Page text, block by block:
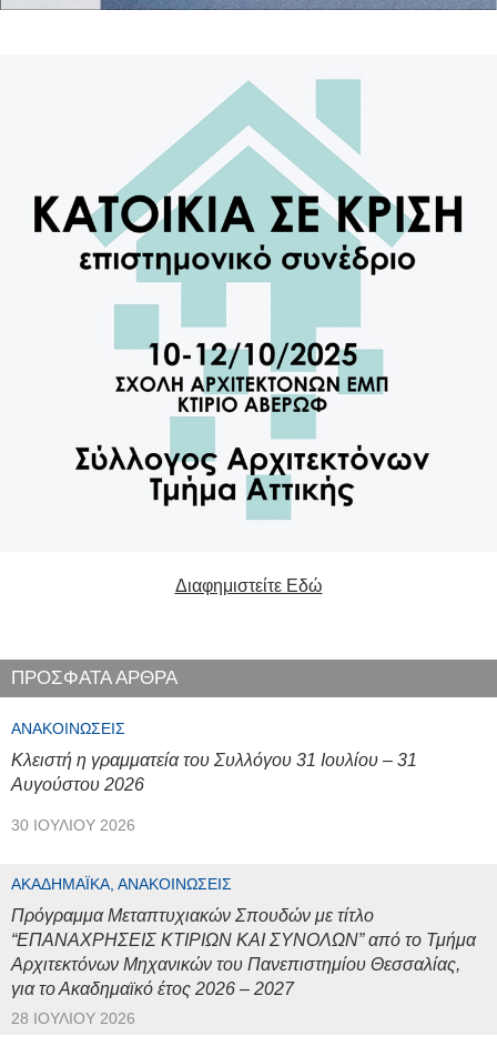
Διαφημιστείτε Εδώ
ΠΡΟΣΦΑΤΑ ΑΡΘΡΑ
ΑΝΑΚΟΙΝΏΣΕΙΣ
Κλειστή η γραμματεία του Συλλόγου 31 Ιουλίου – 31
Αυγούστου 2026
30 ΙΟΥΛΊΟΥ 2026
ΑΚΑΔΗΜΑΪΚΆ, ΑΝΑΚΟΙΝΏΣΕΙΣ
Πρόγραμμα Μεταπτυχιακών Σπουδών με τίτλο
“ΕΠΑΝΑΧΡΗΣΕΙΣ ΚΤΙΡΙΩΝ ΚΑΙ ΣΥΝΟΛΩΝ” από το Τμήμα
Αρχιτεκτόνων Μηχανικών του Πανεπιστημίου Θεσσαλίας,
για το Ακαδημαϊκό έτος 2026 – 2027
28 ΙΟΥΛΊΟΥ 2026